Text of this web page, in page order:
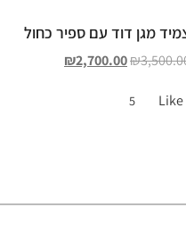
מגן דוד עם ספיר כחול
₪
₪2,700.00
Like
5